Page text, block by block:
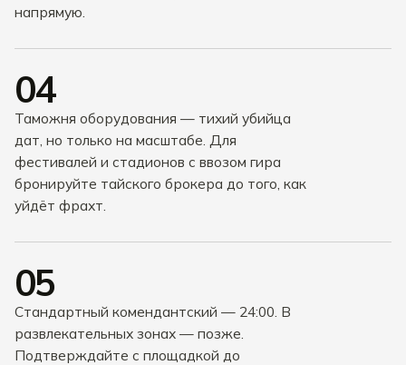
напрямую.
04
Таможня оборудования — тихий убийца
дат, но только на масштабе. Для
фестивалей и стадионов с ввозом гира
бронируйте тайского брокера до того, как
уйдёт фрахт.
05
Стандартный комендантский — 24:00. В
развлекательных зонах — позже.
Подтверждайте с площадкой до